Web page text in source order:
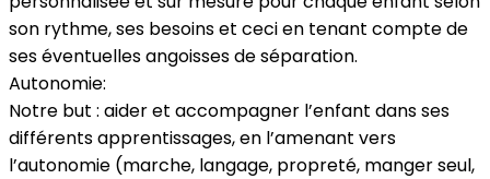
son rythme, ses besoins et ceci en tenant compte de
ses éventuelles angoisses de séparation.
Autonomie:
Notre but : aider et accompagner l’enfant dans ses
différents apprentissages, en l’amenant vers
l’autonomie (marche, langage, propreté, manger seul,